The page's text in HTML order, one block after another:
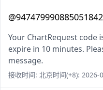
Your ChartRequest code
expire in 10 minutes.
message.
接收时间: 北京时间(+8): 2026-